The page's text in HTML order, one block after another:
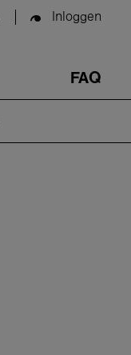
Inloggen
FAQ